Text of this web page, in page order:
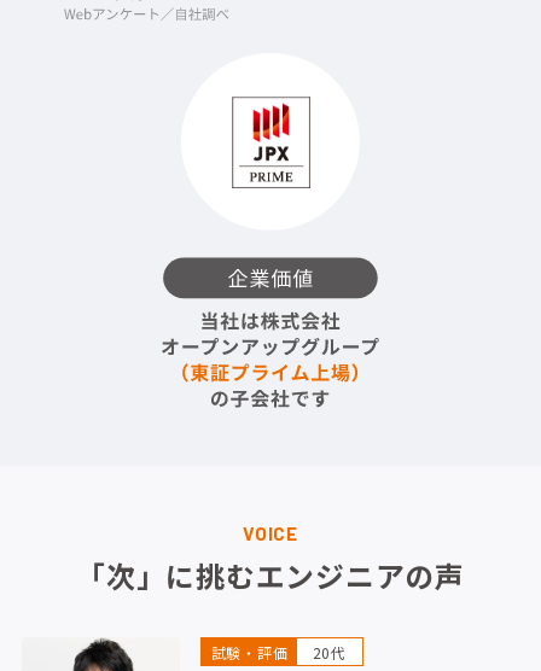
VOICE
「次」に挑むエンジニアの声
試験・評価 20代